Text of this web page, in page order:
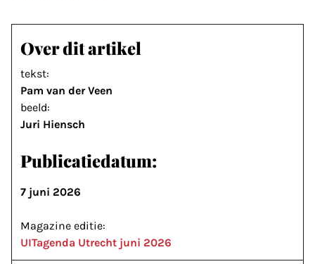
Over dit artikel
tekst:
Pam van der Veen
beeld:
Juri Hiensch
Publicatiedatum:
7 juni 2026
Magazine editie:
UITagenda Utrecht juni 2026